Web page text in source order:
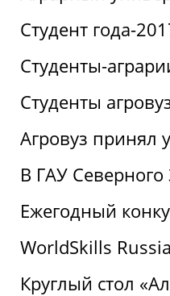
Студент года-
Студенты-
Студенты
Агровуз принял
В ГАУ
Ежегодный
WorldSkills
Круглый стол